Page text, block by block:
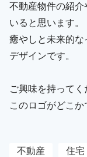
不動産物件の紹
いると思います。
癒やしと未来的
デザインです。
ご興味を持ってく
このロゴがどこか
不動産 住宅